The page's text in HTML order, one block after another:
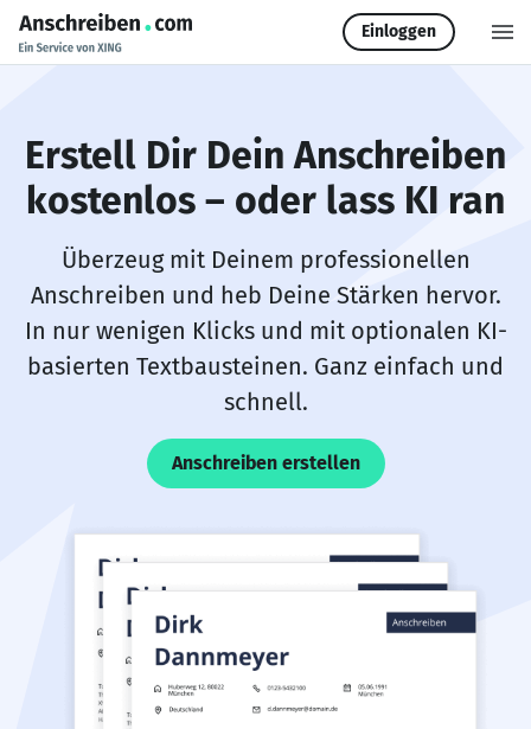
Einloggen
Erstell Dir Dein Anschreiben
kostenlos – oder lass KI ran
Überzeug mit Deinem professionellen
Anschreiben und heb Deine Stärken hervor.
In nur wenigen Klicks und mit optionalen KI-
basierten Textbausteinen. Ganz einfach und
schnell.
Anschreiben erstellen